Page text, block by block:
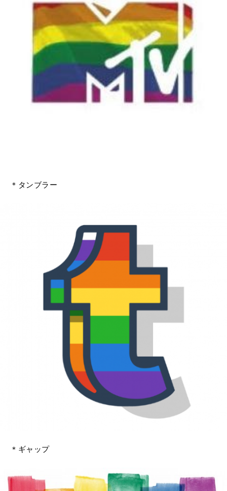
＊タンブラー
＊ギャップ